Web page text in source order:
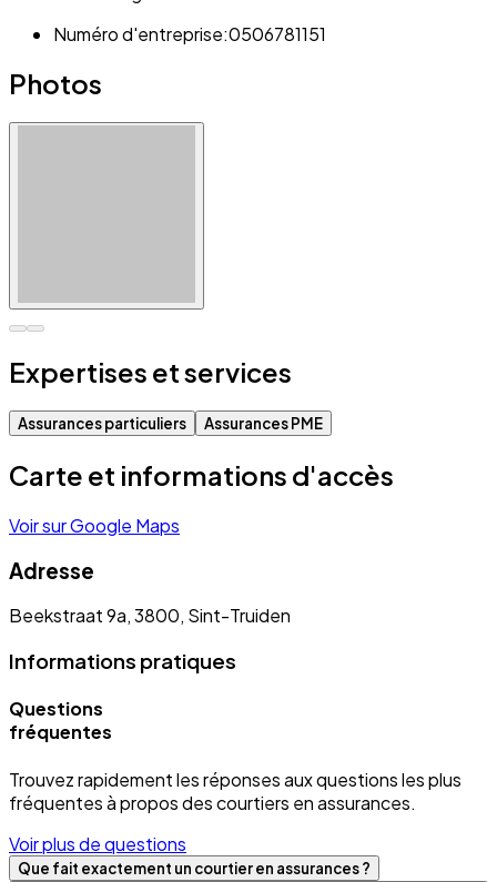
Numéro d'entreprise:0506781151
Photos
Expertises et services
Assurances particuliers Assurances PME
Carte et informations d'accès
Voir sur Google Maps
Adresse
Beekstraat 9a, 3800, Sint-Truiden
Informations pratiques
Questions
fréquentes
Trouvez rapidement les réponses aux questions les plus
fréquentes à propos des courtiers en assurances.
Voir plus de questions
Que fait exactement un courtier en assurances ?